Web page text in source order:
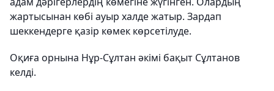
жартысынан көбі ауыр халде жатыр. Зардап
шеккендерге қазір көмек көрсетілуде.
Оқиға орнына Нұр-Сұлтан әкімі бақыт Сұлтанов
келді.